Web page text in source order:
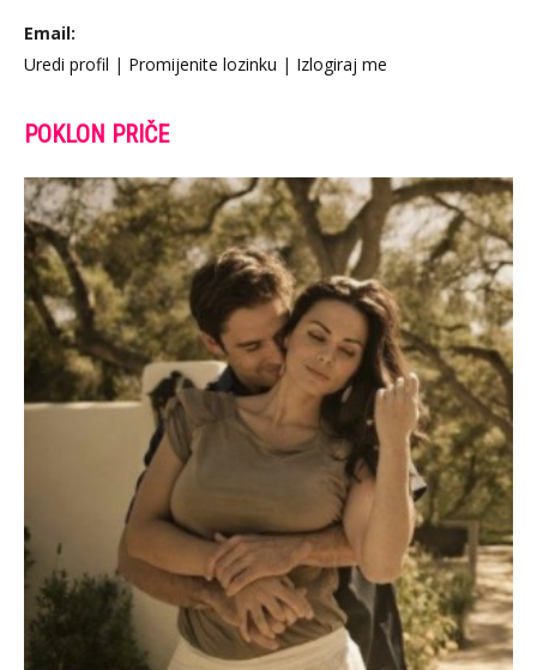
Email:
Uredi profil | Promijenite lozinku | Izlogiraj me
POKLON PRIČE